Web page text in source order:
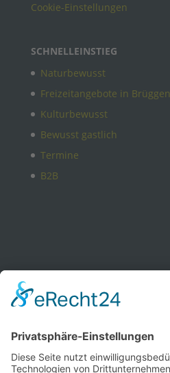
Cookie-Einstellungen
SCHNELLEINSTIEG
Naturbewusst
Freizeitangebote in Brüggen
Kulturbewusst
Bewusst gastlich
Termine
B2B